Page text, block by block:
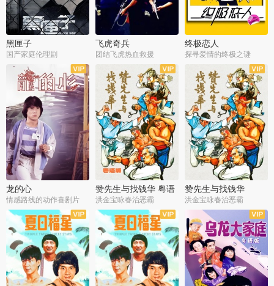
黑匣子
国产家庭伦理剧
飞虎奇兵
团结飞虎热血救援
终极恋人
探寻爱情的终极之谜
龙的心
情感路线的动作喜剧片
赞先生与找钱华 粤语
版
洪金宝咏春治恶霸
赞先生与找钱华
洪金宝咏春治恶霸